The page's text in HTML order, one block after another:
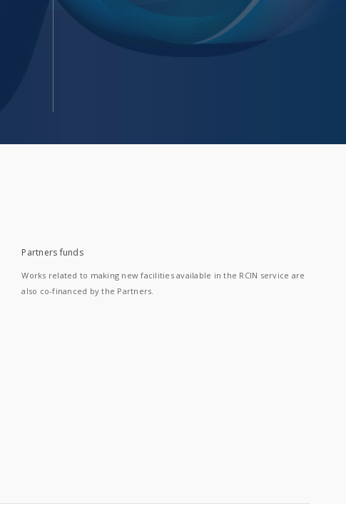
Partners funds
Works related to making new facilities available in the RCIN service are
also co-financed by the Partners.